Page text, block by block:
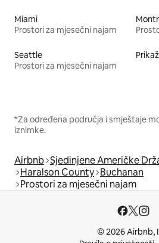
Miami
Prostori za mjesečni najam
Seattle
Prostori za mjesečni najam
*Za određena područja i smještaje
iznimke.
Airbnb Sjedinjene Američke
Haralson County Buchanan
Prostori za mjesečni najam
© 2026 Airbnb,